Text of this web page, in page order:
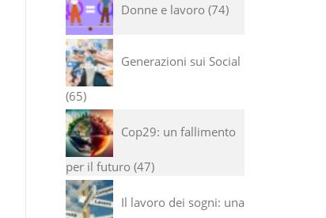
Donne e lavoro 74
Generazioni sui Social
65
Cop29: un fallimento
per il futuro 47
Il lavoro dei sogni: una